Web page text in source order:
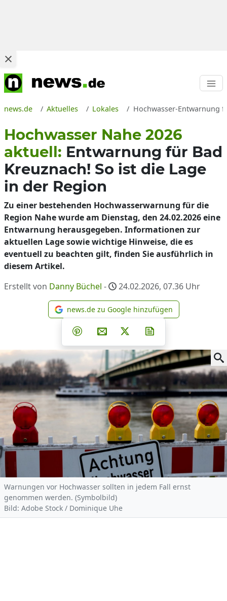
news.de Aktuelles Lokales Hochwasser-Entwarnung
Hochwasser Nahe 2026
aktuell: Entwarnung für Bad
Kreuznach! So ist die Lage
in der Region
Zu einer bestehenden Hochwasserwarnung für die
Region Nahe wurde am Dienstag, den 24.02.2026 eine
Entwarnung herausgegeben. Informationen zur
aktuellen Lage sowie wichtige Hinweise, die es
eventuell zu beachten gilt, finden Sie ausführlich in
diesem Artikel.
Erstellt von Danny Büchel - 24.02.2026, 07.36 Uhr
news.de zu Google
news.de zu Google hinzufügen
Teilen auf Facebook
Teilen auf Whatsapp
Teilen auf Telegram
Teilen auf Pinterest
Per E-Mail teilen
Post auf X
Warnungen vor Hochwasser sollten in jedem Fall ernst
genommen werden. (Symbolbild)
Bild: Adobe Stock / Dominique Uhe